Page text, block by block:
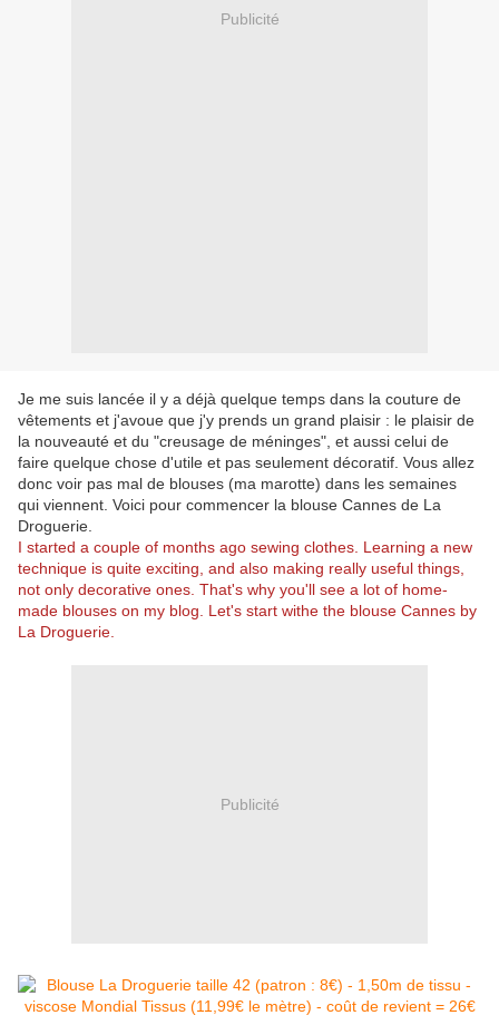
Publicité
Je me suis lancée il y a déjà quelque temps dans la couture de
vêtements et j'avoue que j'y prends un grand plaisir : le plaisir de
la nouveauté et du "creusage de méninges", et aussi celui de
faire quelque chose d'utile et pas seulement décoratif. Vous allez
donc voir pas mal de blouses (ma marotte) dans les semaines
qui viennent. Voici pour commencer la blouse Cannes de La
Droguerie.
I started a couple of months ago sewing clothes. Learning a new
technique is quite exciting, and also making really useful things,
not only decorative ones. That's why you'll see a lot of home-
made blouses on my blog. Let's start withe the blouse Cannes by
La Droguerie.
Publicité